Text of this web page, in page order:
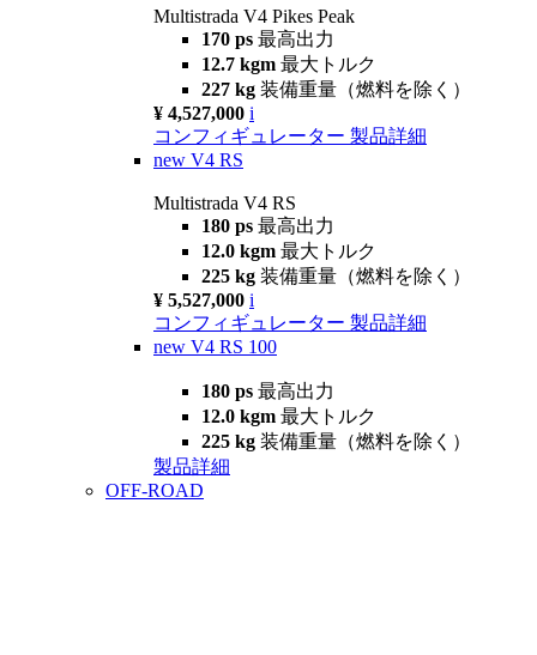
Multistrada V4 Pikes Peak
170 ps 最高出力
12.7 kgm 最大トルク
227 kg 装備重量（燃料を除く）
¥ 4,527,000 i
コンフィギュレーター 製品詳細
new V4 RS
Multistrada V4 RS
180 ps 最高出力
12.0 kgm 最大トルク
225 kg 装備重量（燃料を除く）
¥ 5,527,000 i
コンフィギュレーター 製品詳細
new V4 RS 100
180 ps 最高出力
12.0 kgm 最大トルク
225 kg 装備重量（燃料を除く）
製品詳細
OFF-ROAD